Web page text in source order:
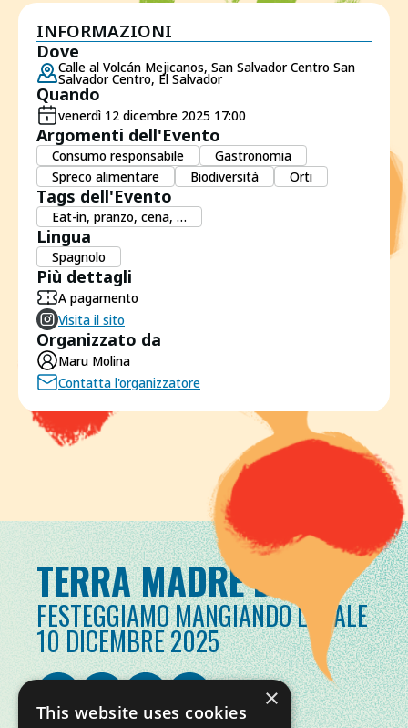
INFORMAZIONI
Dove
Calle al Volcán Mejicanos, San Salvador Centro San
Salvador Centro, El Salvador
Quando
venerdì 12 dicembre 2025 17:00
Argomenti dell'Evento
Consumo responsabile
Gastronomia
Spreco alimentare
Biodiversità Orti
Tags dell'Evento
Eat-in, pranzo, cena, …
Lingua
Spagnolo
Più dettagli
A pagamento
Visita il sito
Organizzato da
Maru Molina
Contatta l'organizzatore
TERRA MADRE DAY
FESTEGGIAMO MANGIANDO LOCALE
10 DICEMBRE 2025
×
This website uses cookies